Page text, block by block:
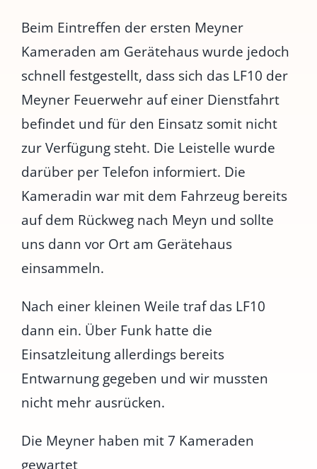
Beim Eintreffen der ersten Meyner
Kameraden am Gerätehaus wurde jedoch
schnell festgestellt, dass sich das LF10 der
Meyner Feuerwehr auf einer Dienstfahrt
befindet und für den Einsatz somit nicht
zur Verfügung steht. Die Leistelle wurde
darüber per Telefon informiert. Die
Kameradin war mit dem Fahrzeug bereits
auf dem Rückweg nach Meyn und sollte
uns dann vor Ort am Gerätehaus
einsammeln.
Nach einer kleinen Weile traf das LF10
dann ein. Über Funk hatte die
Einsatzleitung allerdings bereits
Entwarnung gegeben und wir mussten
nicht mehr ausrücken.
Die Meyner haben mit 7 Kameraden
gewartet